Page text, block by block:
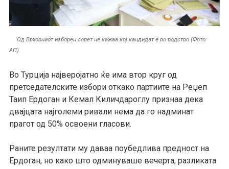
Од Врховниот изборен совет не кажаа кој кандидат е во водство (Фото:
АП)
Во Турција најверојатно ќе има втор круг од
претседателските избори откако партиите на Реџеп
Таип Ердоган и Кемал Киличдароглу признаа дека
двајцата најголеми ривали нема да го надминат
прагот од 50% освоени гласови.
Раните резултати му даваа поубедлива предност на
Ердоган, но како што одминуваше вечерта, разликата